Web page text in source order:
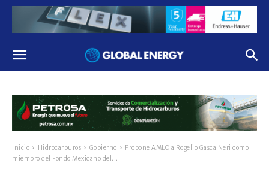
Inicio Hidrocarburos Gobierno
Propone AMLO a Rogelio Gasca Neri como
miembro del Fondo Mexicano del...